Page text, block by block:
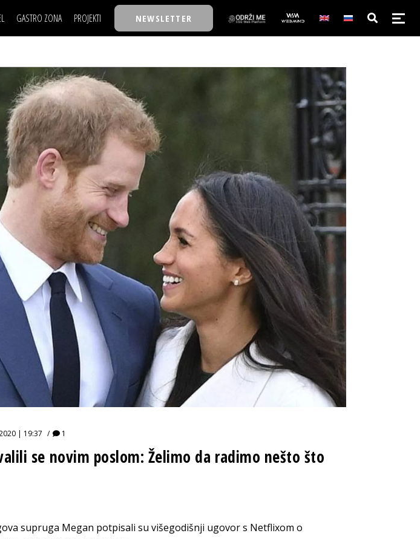
GASTRO ZONA PROJEKTI
TASTY TALKS
30 ISPOD 30
BACK TO OFFICE/SCHOOL
BIZBENDOVI
BIZKOLEGIJUM
BMW BIZNIS LIGA
BIZLIFE WEEK
IZJAVA GODINE
NEWSLETTER
NAJKOLEGA
30 ISPOD 30
BACK TO OFFICE/SCHOOL
BIZBENDOVI
BIZKOLEGIJUM
BMW BIZNIS LIGA
BIZLIFE WEEK
IZJAVA GODINE
| 19:37 1
se novim poslom: Želimo da radimo nešto što
supruga Megan potpisali su višegodišnji ugovor s Netflixom o